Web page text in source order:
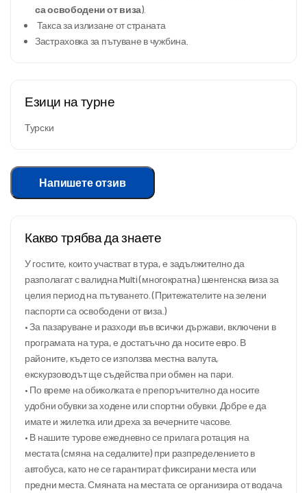
са освободени от виза).
Такса за излизане от страната
Застраховка за пътуване в чужбина.
Езици на турне
Турски
Напишете отзив
Какво трябва да знаете
У гостите, които участват в тура, е задължително да
разполагат с валидна Multi (многократна) шенгенска виза за
целия период на пътуването. (Притежателите на зелени
паспорти са освободени от виза.)
• За пазаруване и разходи във всички държави, включени в
програмата на тура, е достатъчно да носите евро. В
районите, където се използва местна валута,
екскурзоводът ще съдейства при обмен на пари.
• По време на обиколката е препоръчително да носите
удобни обувки за ходене или спортни обувки. Добре е да
имате и жилетка или дреха за вечерните часове.
• В нашите турове ежедневно се прилага ротация на
местата (смяна на седалките) при разпределението в
автобуса, като не се гарантират фиксирани места или
предни места. Смяната на местата се организира от водача